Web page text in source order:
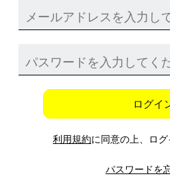
ログイ
利用規約に同意の上、ログ
パスワードを